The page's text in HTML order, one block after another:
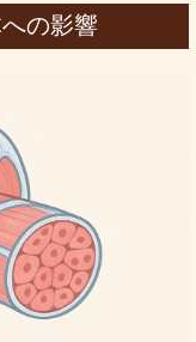
の影響